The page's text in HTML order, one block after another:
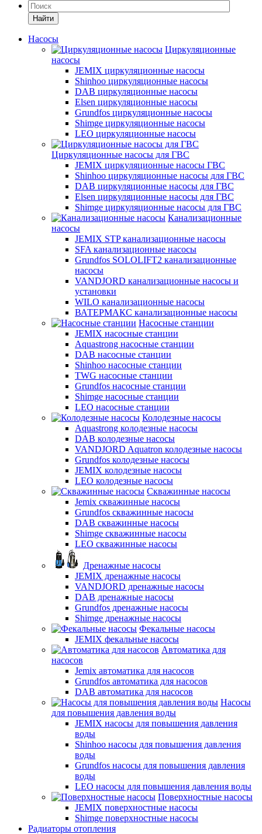
Найти
Насосы
Циркуляционные
насосы
JEMIX циркуляционные насосы
Shinhoo циркуляционные насосы
DAB циркуляционные насосы
Elsen циркуляционные насосы
Grundfos циркуляционные насосы
Shimge циркуляционные насосы
LEO циркуляционные насосы
Циркуляционные насосы для ГВС
JEMIX циркуляционные насосы ГВС
Shinhoo циркуляционные насосы для ГВС
DAB циркуляционные насосы для ГВС
Elsen циркуляционные насосы для ГВС
Shimge циркуляционные насосы для ГВС
Канализационные
насосы
JEMIX STP канализационные насосы
SFA канализационные насосы
Grundfos SOLOLIFT2 канализационные
насосы
VANDJORD канализационные насосы и
установки
WILO канализационные насосы
ВАТЕРМАКС канализационные насосы
Насосные станции
JEMIX насосные станции
Aquastrong насосные станции
DAB насосные станции
Shinhoo насосные станции
TWG насосные станции
Grundfos насосные станции
Shimge насосные станции
LEO насосные станции
Колодезные насосы
Aquastrong колодезные насосы
DAB колодезные насосы
VANDJORD Aquatron колодезные насосы
Grundfos колодезные насосы
JEMIX колодезные насосы
LEO колодезные насосы
Скважинные насосы
Jemix cкважинные насосы
Grundfos скважинные насосы
DAB скважинные насосы
Shimge скважинные насосы
LEO скважинные насосы
Дренажные насосы
JEMIX дренажные насосы
VANDJORD дренажные насосы
DAB дренажные насосы
Grundfos дренажные насосы
Shimge дренажные насосы
Фекальные насосы
JEMIX фекальные насосы
Автоматика для
насосов
Jemix автоматика для насосов
Grundfos автоматика для насосов
DAB автоматика для насосов
Насосы
для повышения давления воды
JEMIX насосы для повышения давления
воды
Shinhoo насосы для повышения давления
воды
Grundfos насосы для повышения давления
воды
LEO насосы для повышения давления воды
Поверхностные насосы
JEMIX поверхностные насосы
Shimge поверхностные насосы
Радиаторы отопления